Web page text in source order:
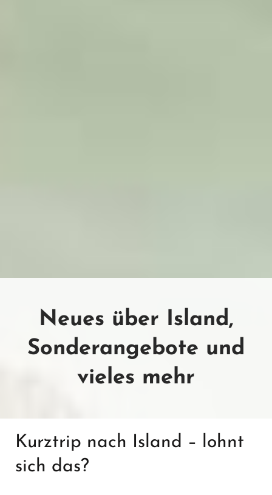
Neues über Island,
Sonderangebote und
vieles mehr
Kurztrip nach Island – lohnt
sich das?